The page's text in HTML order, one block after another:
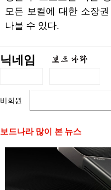
모든 보컬에 대한 소장
나볼 수 있다.
닉네임
비회원
보드나라 많이 본 뉴스